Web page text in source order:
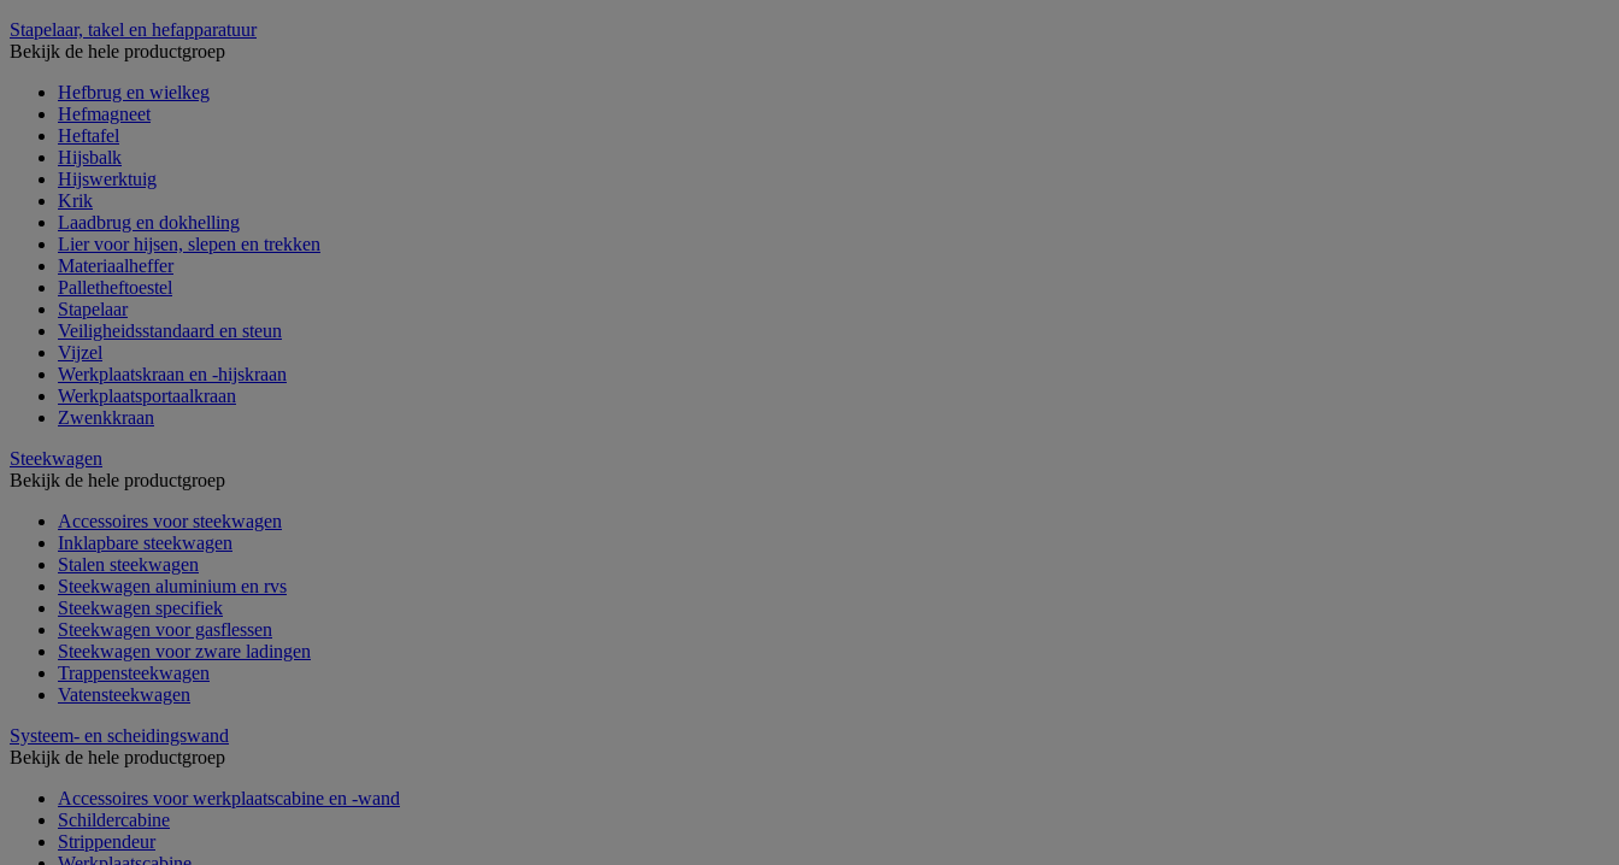
Stapelaar, takel en hefapparatuur
Bekijk de hele productgroep
Hefbrug en wielkeg
Hefmagneet
Heftafel
Hijsbalk
Hijswerktuig
Krik
Laadbrug en dokhelling
Lier voor hijsen, slepen en trekken
Materiaalheffer
Palletheftoestel
Stapelaar
Veiligheidsstandaard en steun
Vijzel
Werkplaatskraan en -hijskraan
Werkplaatsportaalkraan
Zwenkkraan
Steekwagen
Bekijk de hele productgroep
Accessoires voor steekwagen
Inklapbare steekwagen
Stalen steekwagen
Steekwagen aluminium en rvs
Steekwagen specifiek
Steekwagen voor gasflessen
Steekwagen voor zware ladingen
Trappensteekwagen
Vatensteekwagen
Systeem- en scheidingswand
Bekijk de hele productgroep
Accessoires voor werkplaatscabine en -wand
Schildercabine
Strippendeur